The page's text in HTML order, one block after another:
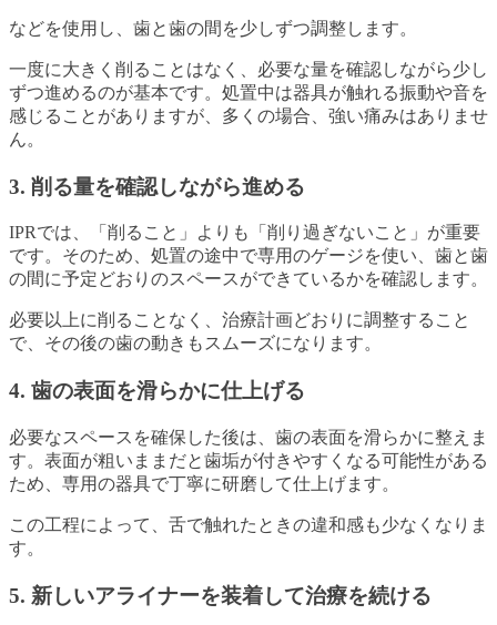
などを使用し、歯と歯の間を少しずつ調整します。
一度に大きく削ることはなく、必要な量を確認しながら少し
ずつ進めるのが基本です。処置中は器具が触れる振動や音を
感じることがありますが、多くの場合、強い痛みはありませ
ん。
3. 削る量を確認しながら進める
IPRでは、「削ること」よりも「削り過ぎないこと」が重要
です。そのため、処置の途中で専用のゲージを使い、歯と歯
の間に予定どおりのスペースができているかを確認します。
必要以上に削ることなく、治療計画どおりに調整すること
で、その後の歯の動きもスムーズになります。
4. 歯の表面を滑らかに仕上げる
必要なスペースを確保した後は、歯の表面を滑らかに整えま
す。表面が粗いままだと歯垢が付きやすくなる可能性がある
ため、専用の器具で丁寧に研磨して仕上げます。
この工程によって、舌で触れたときの違和感も少なくなりま
す。
5. 新しいアライナーを装着して治療を続ける